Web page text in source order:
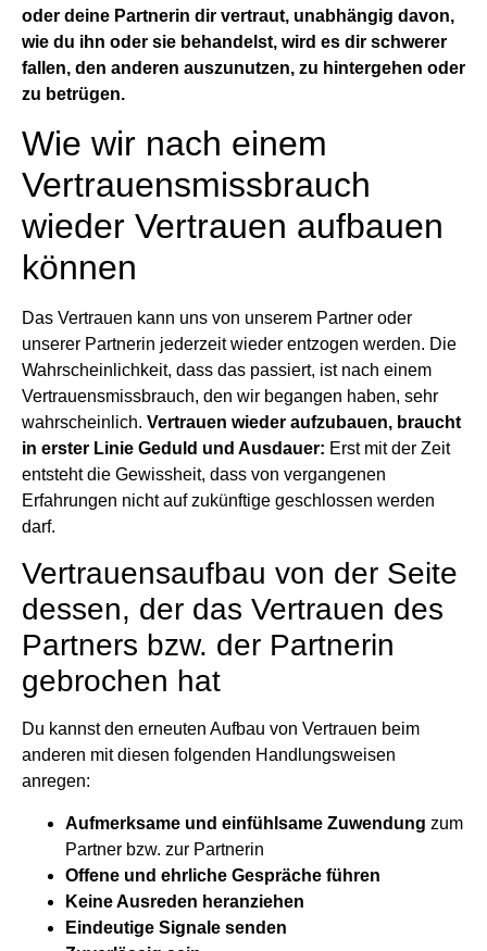
oder deine Partnerin dir vertraut, unabhängig davon,
wie du ihn oder sie behandelst, wird es dir schwerer
fallen, den anderen auszunutzen, zu hintergehen oder
zu betrügen.
Wie wir nach einem
Vertrauensmissbrauch
wieder Vertrauen aufbauen
können
Das Vertrauen kann uns von unserem Partner oder
unserer Partnerin jederzeit wieder entzogen werden. Die
Wahrscheinlichkeit, dass das passiert, ist nach einem
Vertrauensmissbrauch, den wir begangen haben, sehr
wahrscheinlich. Vertrauen wieder aufzubauen, braucht
in erster Linie Geduld und Ausdauer: Erst mit der Zeit
entsteht die Gewissheit, dass von vergangenen
Erfahrungen nicht auf zukünftige geschlossen werden
darf.
Vertrauensaufbau von der Seite
dessen, der das Vertrauen des
Partners bzw. der Partnerin
gebrochen hat
Du kannst den erneuten Aufbau von Vertrauen beim
anderen mit diesen folgenden Handlungsweisen
anregen:
Aufmerksame und einfühlsame Zuwendung zum
Partner bzw. zur Partnerin
Offene und ehrliche Gespräche führen
Keine Ausreden heranziehen
Eindeutige Signale senden